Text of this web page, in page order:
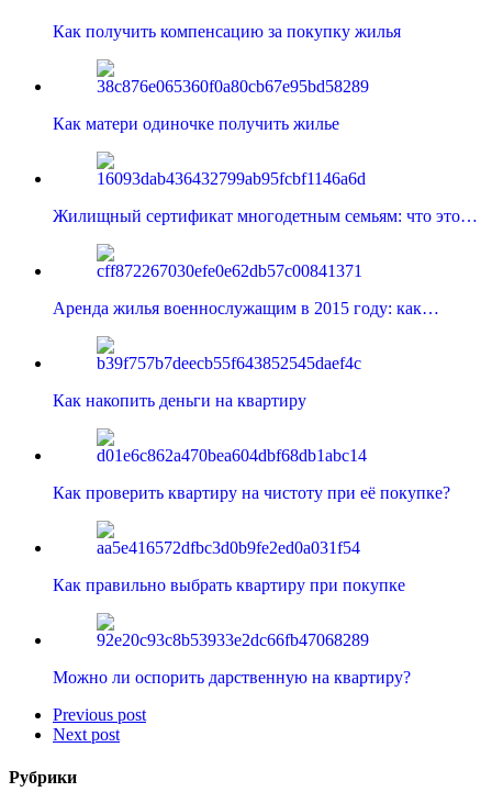
Как получить компенсацию за покупку жилья
Как матери одиночке получить жилье
Жилищный сертификат многодетным семьям: что это…
Аренда жилья военнослужащим в 2015 году: как…
Как накопить деньги на квартиру
Как проверить квартиру на чистоту при её покупке?
Как правильно выбрать квартиру при покупке
Можно ли оспорить дарственную на квартиру?
Previous post
Next post
Рубрики